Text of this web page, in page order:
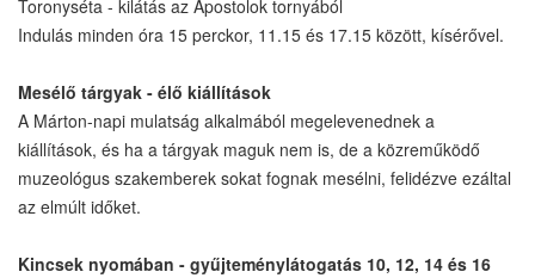
Toronyséta - kilátás az Apostolok tornyából
Indulás minden óra 15 perckor, 11.15 és 17.15 között, kísérővel.
Mesélő tárgyak - élő kiállítások
A Márton-napi mulatság alkalmából megelevenednek a
kiállítások, és ha a tárgyak maguk nem is, de a közreműködő
muzeológus szakemberek sokat fognak mesélni, felidézve ezáltal
az elmúlt időket.
Kincsek nyomában - gyűjteménylátogatás 10, 12, 14 és 16